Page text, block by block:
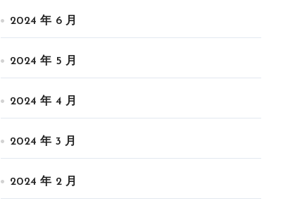
2024 年 6 月
2024 年 5 月
2024 年 4 月
2024 年 3 月
2024 年 2 月